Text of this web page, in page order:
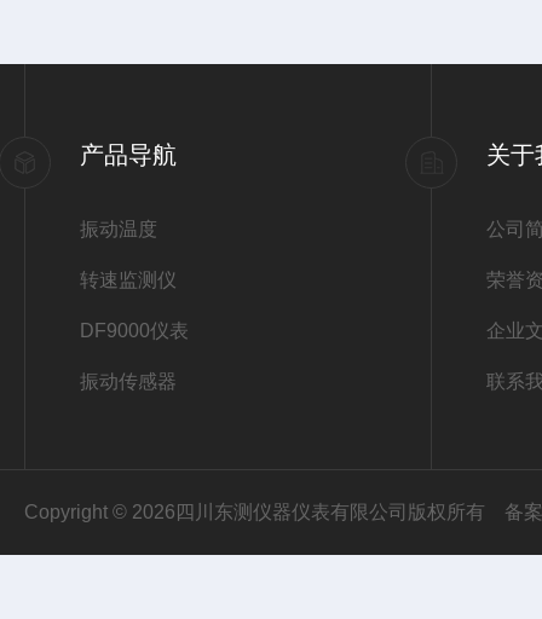
产品导航
振动温度
转速监测仪
DF9000仪表
振动传感器
关于
公司
荣誉
企业
联系
Copyright © 2026四川东测仪器仪表有限公司版权所有 备